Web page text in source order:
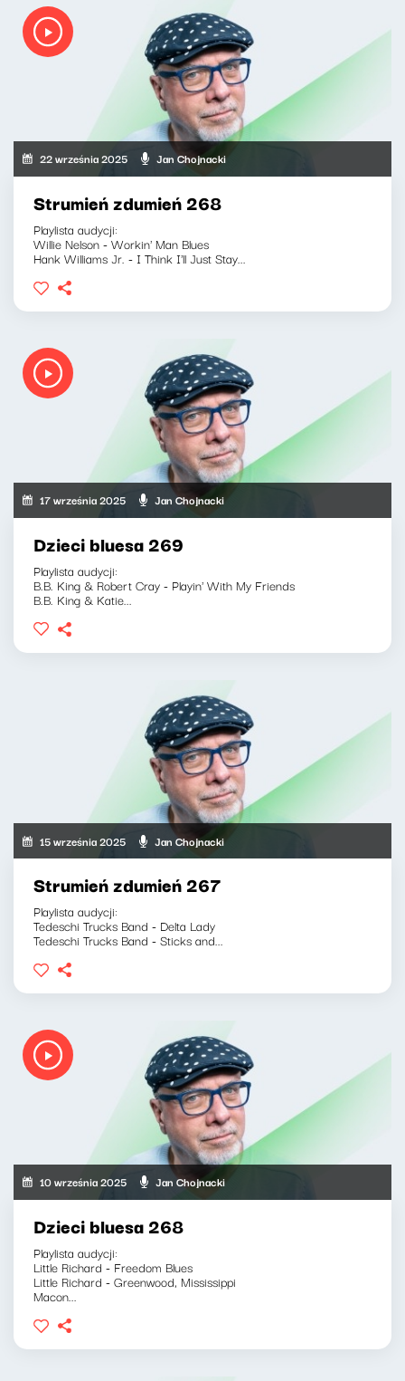
22 września 2025 Jan Chojnacki
Strumień zdumień 268
Playlista audycji:
Willie Nelson - Workin' Man Blues
Hank Williams Jr. - I Think I'll Just Stay...
17 września 2025 Jan Chojnacki
Dzieci bluesa 269
Playlista audycji:
B.B. King & Robert Cray - Playin' With My Friends
B.B. King & Katie...
15 września 2025 Jan Chojnacki
Strumień zdumień 267
Playlista audycji:
Tedeschi Trucks Band - Delta Lady
Tedeschi Trucks Band - Sticks and...
10 września 2025 Jan Chojnacki
Dzieci bluesa 268
Playlista audycji:
Little Richard - Freedom Blues
Little Richard - Greenwood, Mississippi
Macon...